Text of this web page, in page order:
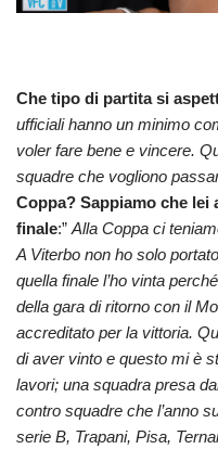
Che tipo di partita si
ufficiali hanno un minimo
voler fare bene e vincere.
squadre che vogliono
Coppa? Sappiamo che
finale:” Alla Coppa ci
A Viterbo non ho solo
quella finale l’ho vinta
della gara di ritorno con il
accreditato per la vittoria.
di aver vinto e questo mi è
lavori; una squadra presa
contro squadre che l’anno
serie B, Trapani, Pisa,